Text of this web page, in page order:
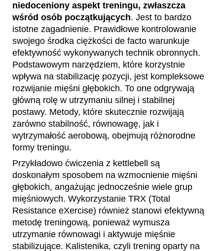
niedoceniony aspekt treningu, zwłaszcza
wśród osób początkujących. Jest to bardzo
istotne zagadnienie. Prawidłowe kontrolowanie
swojego środka ciężkości de facto warunkuje
efektywność wykonywanych technik obronnych.
Podstawowym narzędziem, które korzystnie
wpływa na stabilizację pozycji, jest kompleksowe
rozwijanie mięśni głębokich. To one odgrywają
główną rolę w utrzymaniu silnej i stabilnej
postawy. Metody, które skutecznie rozwijają
zarówno stabilność, równowagę, jak i
wytrzymałość aerobową, obejmują różnorodne
formy treningu.
Przykładowo ćwiczenia z kettlebell są
doskonałym sposobem na wzmocnienie mięśni
głębokich, angażując jednocześnie wiele grup
mięśniowych. Wykorzystanie TRX (Total
Resistance eXercise) również stanowi efektywną
metodę treningową, ponieważ wymusza
utrzymanie równowagi i aktywuje mięśnie
stabilizujące. Kalistenika, czyli trening oparty na